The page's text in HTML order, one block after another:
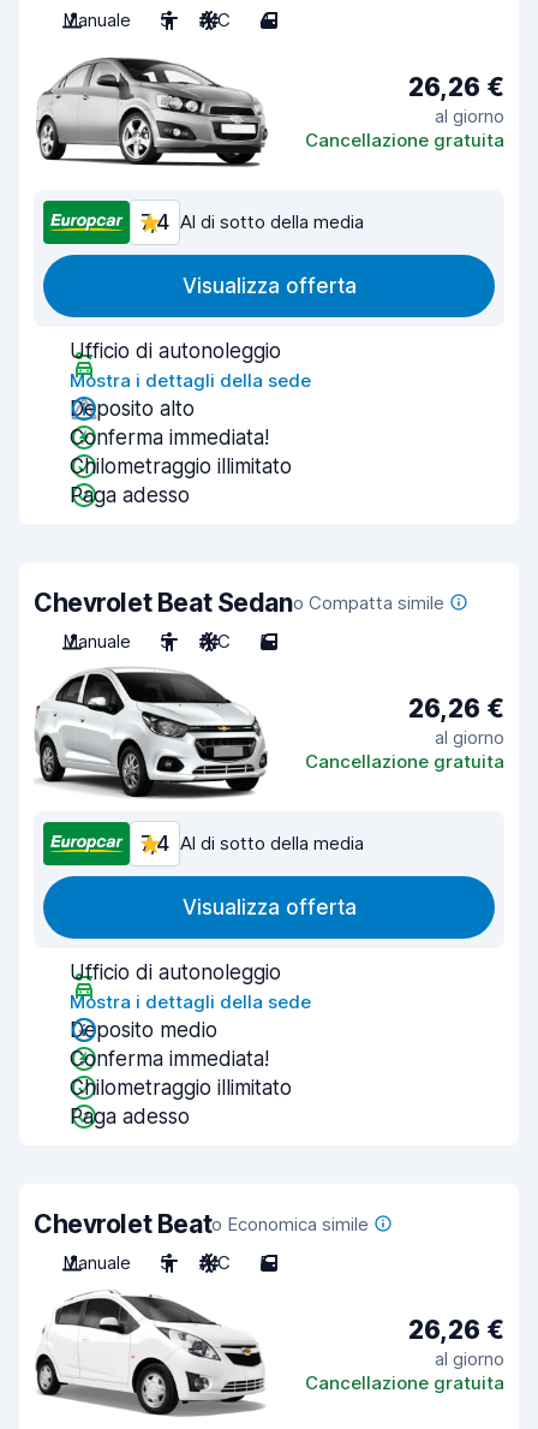
Manuale 5 A/C 4
26,26 €
al giorno
Cancellazione gratuita
7,4 Al di sotto della media
Visualizza offerta
Ufficio di autonoleggio
Mostra i dettagli della sede
Deposito alto
Conferma immediata!
Chilometraggio illimitato
Paga adesso
Chevrolet Beat Sedano Compatta simile
Manuale
5 A/C 5
26,26 €
al giorno
Cancellazione gratuita
7,4 Al di sotto della media
Visualizza offerta
Ufficio di autonoleggio
Mostra i dettagli della sede
Deposito medio
Conferma immediata!
Chilometraggio illimitato
Paga adesso
Chevrolet Beato Economica simile
Manuale
5 A/C 5
26,26 €
al giorno
Cancellazione gratuita